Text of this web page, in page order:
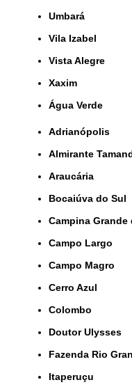
Umbará
Vila Izabel
Vista Alegre
Xaxim
Água Verde
Adrianópolis
Almirante
Araucária
Bocaiúva do Sul
Campina
Campo Largo
Campo Magro
Cerro Azul
Colombo
Doutor Ulysses
Fazenda Rio
Itaperuçu